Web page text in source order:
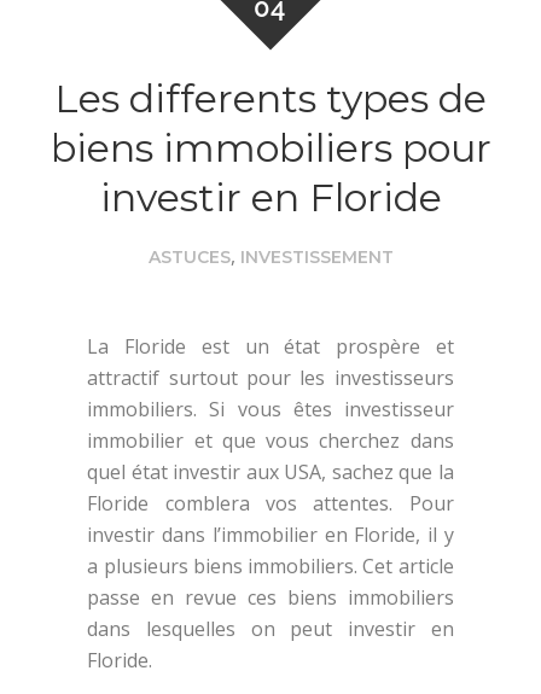
04
Les differents types de
biens immobiliers pour
investir en Floride
ASTUCES, INVESTISSEMENT
La Floride est un état prospère et
attractif surtout pour les investisseurs
immobiliers. Si vous êtes investisseur
immobilier et que vous cherchez dans
quel état investir aux USA, sachez que la
Floride comblera vos attentes. Pour
investir dans l’immobilier en Floride, il y
a plusieurs biens immobiliers. Cet article
passe en revue ces biens immobiliers
dans lesquelles on peut investir en
Floride.